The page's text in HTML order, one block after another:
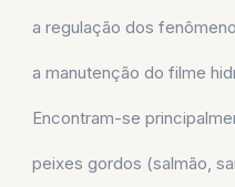
a regulação dos
a manutenção do filme
Encontram-se
peixes gordos (salmão,